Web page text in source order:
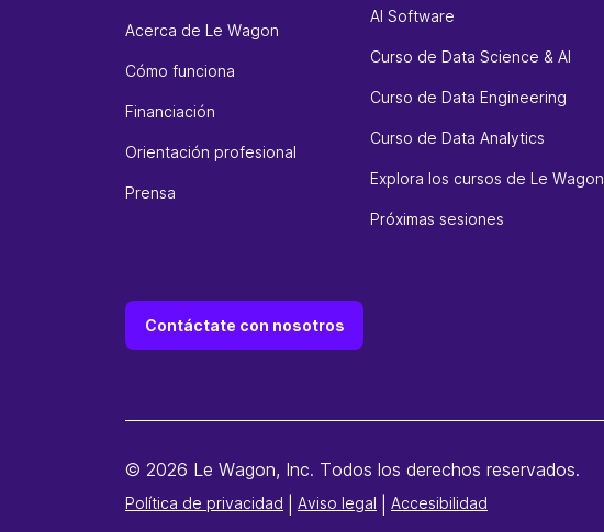
Acerca de Le Wagon
Cómo funciona
Financiación
Orientación profesional
Prensa
AI Software
Curso de Data Science & AI
Curso de Data Engineering
Curso de Data Analytics
Explora los cursos de Le Wagon
Próximas sesiones
Contáctate con nosotros
© 2026 Le Wagon, Inc. Todos los derechos reservados.
Política de privacidad Aviso legal Accesibilidad